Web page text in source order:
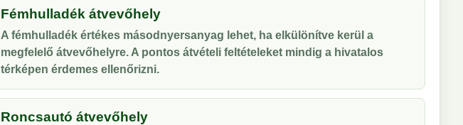
Fémhulladék átvevőhely
A fémhulladék értékes másodnyersanyag lehet, ha elkülönítve kerül a
megfelelő átvevőhelyre. A pontos átvételi feltételeket mindig a hivatalos
térképen érdemes ellenőrizni.
Roncsautó átvevőhely